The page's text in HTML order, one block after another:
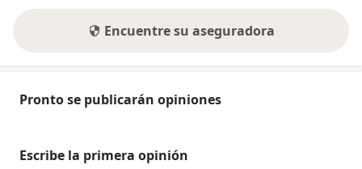
Encuentre su aseguradora
Pronto se publicarán opiniones
Escribe la primera opinión